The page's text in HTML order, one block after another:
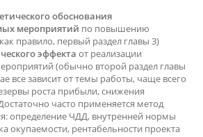
обоснования
мероприятий по повышению
правило, первый раздел главы 3)
эффекта от реализации
(обычно второй раздел главы
все зависит от темы работы, чаще всего
роста прибыли, снижения
часто применяется метод
определение ЧДД, внутренней нормы
окупаемости, рентабельности проекта